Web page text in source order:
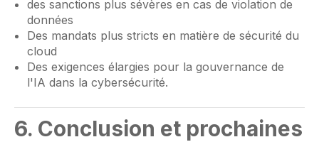
des sanctions plus sévères en cas de violation de
données
Des mandats plus stricts en matière de sécurité du
cloud
Des exigences élargies pour la gouvernance de
l'IA dans la cybersécurité.
6. Conclusion et prochaines